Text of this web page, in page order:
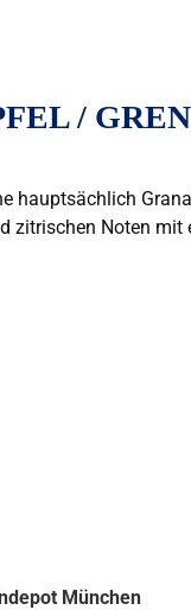
/
hauptsächlich
Noten
München